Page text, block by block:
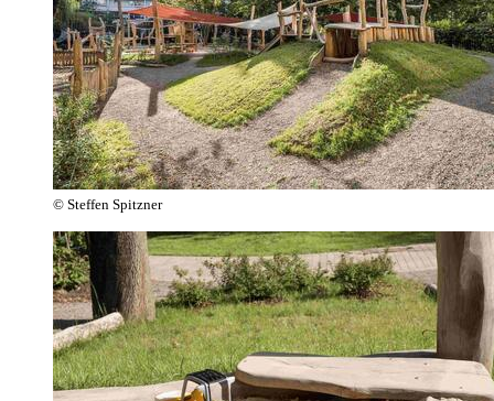
© Steffen Spitzner